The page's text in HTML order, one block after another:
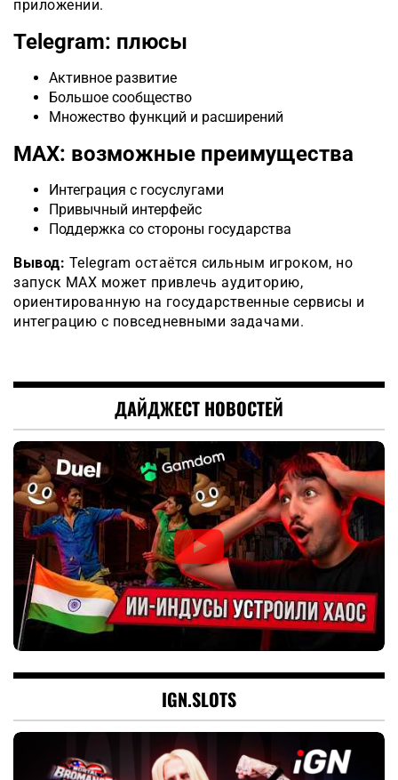
приложении.
Telegram: плюсы
Активное развитие
Большое сообщество
Множество функций и расширений
MAX: возможные преимущества
Интеграция с госуслугами
Привычный интерфейс
Поддержка со стороны государства
Вывод: Telegram остаётся сильным игроком, но
запуск MAX может привлечь аудиторию,
ориентированную на государственные сервисы и
интеграцию с повседневными задачами.
ДАЙДЖЕСТ НОВОСТЕЙ
IGN.SLOTS